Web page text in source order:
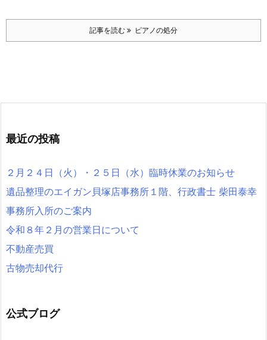
記事を読む ピアノの処分
最近の投稿
２月２４日（火）・２５日（水）臨時休業のお知らせ
遺品整理のエイガン貝塚店事務所１階、行政書士 柴田泰幸
事務所入所のご案内
令和８年２月の営業日について
不動産売買
古物売却代行
公式ブログ